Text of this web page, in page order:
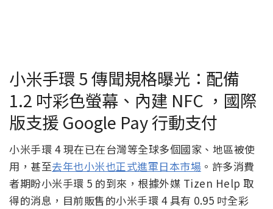
小米手環 5 傳聞規格曝光：配備
1.2 吋彩色螢幕、內建 NFC ，國際
版支援 Google Pay 行動支付
小米手環 4 現在已在台灣等全球多個國家、地區被使
用，甚至去年也小米也正式進軍日本市場 。許多消費
者期盼小米手環 5 的到來，根據外媒 Tizen Help 取
得的消息，目前販售的小米手環 4 具有 0.95 吋全彩